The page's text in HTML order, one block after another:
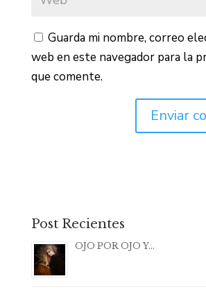
Guarda mi nombre, correo
web en este navegador para la
que comente.
Post Recientes
OJO POR OJO Y…